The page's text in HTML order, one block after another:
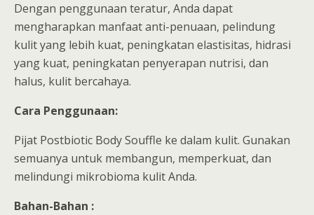
Dengan penggunaan teratur, Anda dapat
mengharapkan manfaat anti-penuaan, pelindung
kulit yang lebih kuat, peningkatan elastisitas, hidrasi
yang kuat, peningkatan penyerapan nutrisi, dan
halus, kulit bercahaya.
Cara Penggunaan:
Pijat Postbiotic Body Souffle ke dalam kulit. Gunakan
semuanya untuk membangun, memperkuat, dan
melindungi mikrobioma kulit Anda.
Bahan-Bahan :